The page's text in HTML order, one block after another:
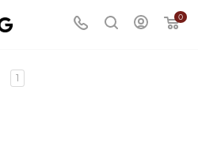
0
1